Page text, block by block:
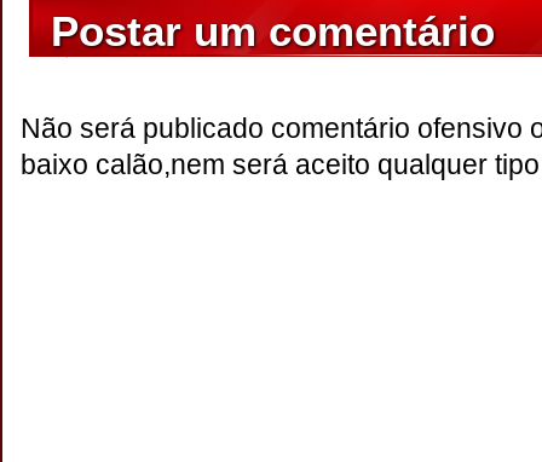
Postar um comentário
Não será publicado comentário ofensivo
baixo calão,nem será aceito qualquer